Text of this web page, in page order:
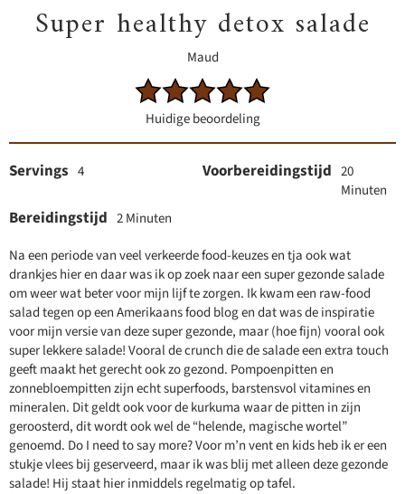
Super healthy detox salade
Maud
Huidige beoordeling
Servings 4 Voorbereidingstijd 20
Minuten
Bereidingstijd 2 Minuten
Na een periode van veel verkeerde food-keuzes en tja ook wat
drankjes hier en daar was ik op zoek naar een super gezonde salade
om weer wat beter voor mijn lijf te zorgen. Ik kwam een raw-food
salad tegen op een Amerikaans food blog en dat was de inspiratie
voor mijn versie van deze super gezonde, maar (hoe fijn) vooral ook
super lekkere salade! Vooral de crunch die de salade een extra touch
geeft maakt het gerecht ook zo gezond. Pompoenpitten en
zonnebloempitten zijn echt superfoods, barstensvol vitamines en
mineralen. Dit geldt ook voor de kurkuma waar de pitten in zijn
geroosterd, dit wordt ook wel de “helende, magische wortel”
genoemd. Do I need to say more? Voor m’n vent en kids heb ik er een
stukje vlees bij geserveerd, maar ik was blij met alleen deze gezonde
salade! Hij staat hier inmiddels regelmatig op tafel.